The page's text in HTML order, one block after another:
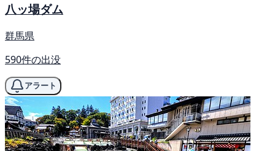
八ッ場ダム
群馬県
590件の出没
アラート